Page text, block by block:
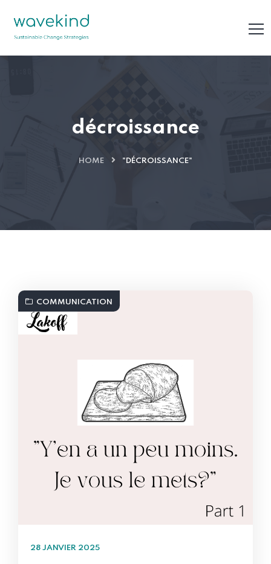
décroissance
HOME "DÉCROISSANCE"
COMMUNICATION
28 JANVIER 2025